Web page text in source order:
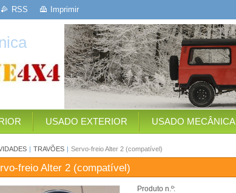
RSS Imprimir
USADO EXTERIOR USADO MECÂNICA
| TRAVÕES | Servo-freio Alter 2 (compatível)
freio Alter 2 (compatível)
Produto n.º: